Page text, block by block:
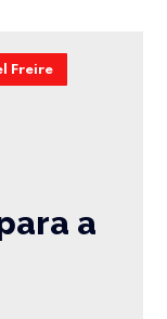
Freire
a